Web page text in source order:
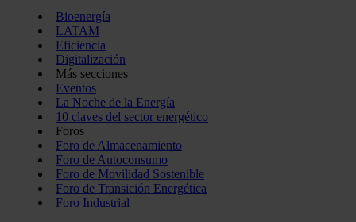
Bioenergía
LATAM
Eficiencia
Digitalización
Más secciones
Eventos
La Noche de la Energía
10 claves del sector energético
Foros
Foro de Almacenamiento
Foro de Autoconsumo
Foro de Movilidad Sostenible
Foro de Transición Energética
Foro Industrial